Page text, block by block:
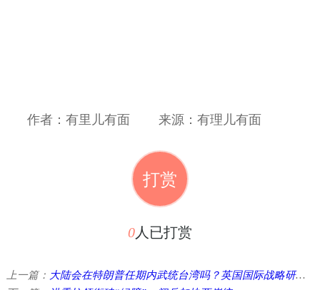
作者：有里儿有面 来源：有理儿有面
打赏
0人已打赏
上一篇： 大陆会在特朗普任期内武统台湾吗？英国国际战略研究所给出答案 ...